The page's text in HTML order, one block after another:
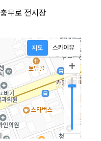
충무로 전시장